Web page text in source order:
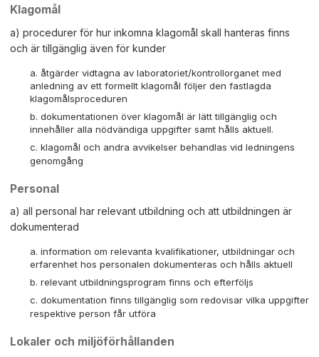
Klagomål
a) procedurer för hur inkomna klagomål skall hanteras finns
och är tillgänglig även för kunder
åtgärder vidtagna av laboratoriet/kontrollorganet med
anledning av ett formellt klagomål följer den fastlagda
klagomålsproceduren
dokumentationen över klagomål är lätt tillgänglig och
innehåller alla nödvändiga uppgifter samt hålls aktuell.
klagomål och andra avvikelser behandlas vid ledningens
genomgång
Personal
a) all personal har relevant utbildning och att utbildningen är
dokumenterad
information om relevanta kvalifikationer, utbildningar och
erfarenhet hos personalen dokumenteras och hålls aktuell
relevant utbildningsprogram finns och efterföljs
dokumentation finns tillgänglig som redovisar vilka uppgifter
respektive person får utföra
Lokaler och miljöförhållanden